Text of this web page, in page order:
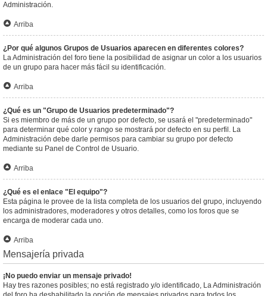
Administración.
Arriba
¿Por qué algunos Grupos de Usuarios aparecen en diferentes colores?
La Administración del foro tiene la posibilidad de asignar un color a los usuarios
de un grupo para hacer más fácil su identificación.
Arriba
¿Qué es un "Grupo de Usuarios predeterminado"?
Si es miembro de más de un grupo por defecto, se usará el "predeterminado"
para determinar qué color y rango se mostrará por defecto en su perfil. La
Administración debe darle permisos para cambiar su grupo por defecto
mediante su Panel de Control de Usuario.
Arriba
¿Qué es el enlace "El equipo"?
Esta página le provee de la lista completa de los usuarios del grupo, incluyendo
los administradores, moderadores y otros detalles, como los foros que se
encarga de moderar cada uno.
Arriba
Mensajería privada
¡No puedo enviar un mensaje privado!
Hay tres razones posibles; no está registrado y/o identificado, La Administración